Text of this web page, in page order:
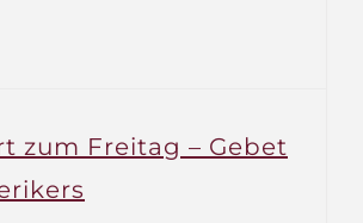
zum Freitag – Gebet